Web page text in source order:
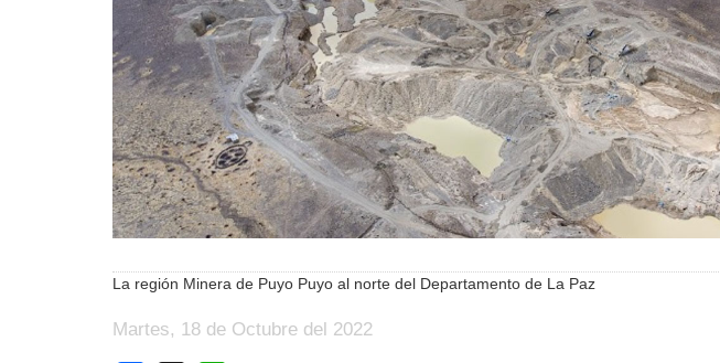
La región Minera de Puyo Puyo al norte del Departamento de La Paz
Martes, 18 de Octubre del 2022